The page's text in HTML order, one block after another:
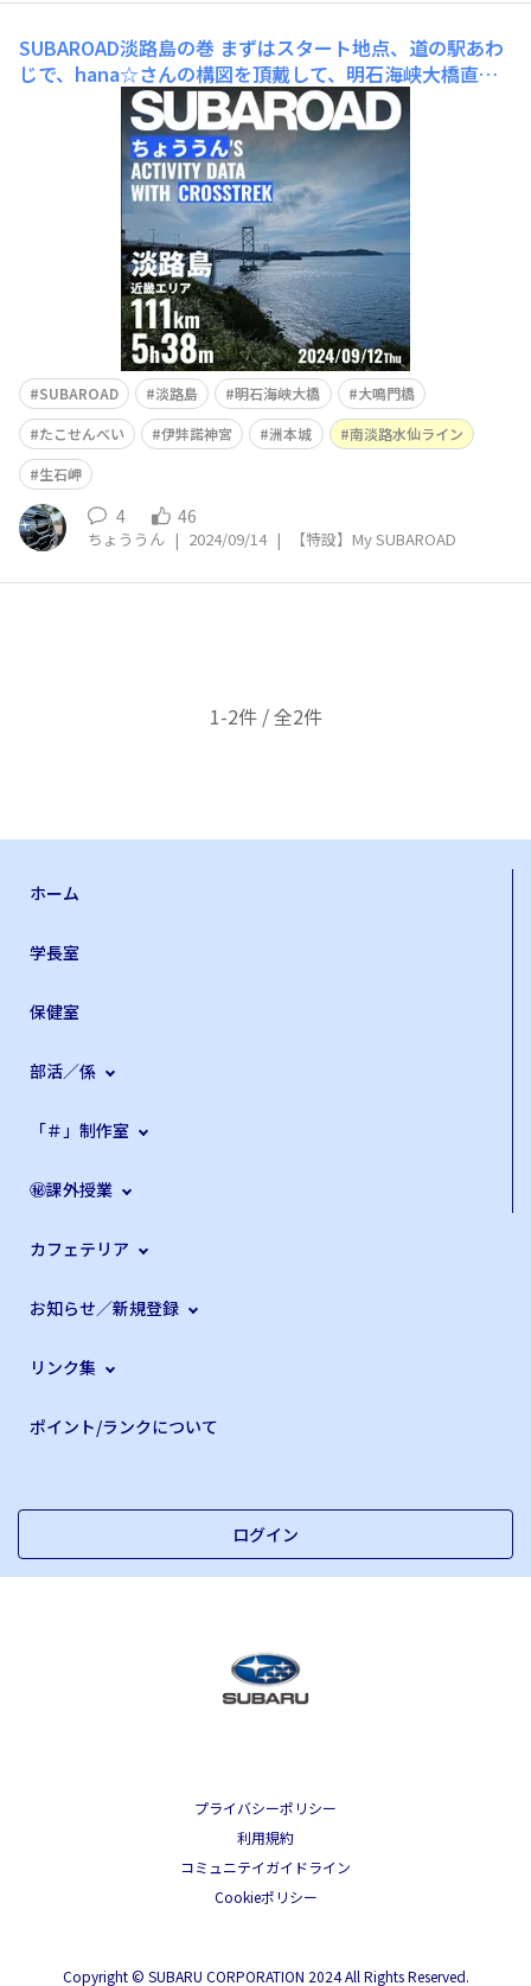
SUBAROAD淡路島の巻 まずはスタート地点、道の駅あわ
じで、hana☆さんの構図を頂戴して、明石海峡大橋直下
での愛車を撮りました。明石海峡大橋のでかさに圧倒され
る写真になりました。ですがここ、普段は一般車両は出入
り禁止なのか、駐車スペースの入口に三角コーンが立って
いました。中に数台の車が止まっていたので、ひるまずに
SUBAROAD 淡路島 明石海峡大橋
大鳴門橋
たこせんべい
伊弉諾神宮 洲本城
南淡路水仙ライン
生石岬
4 46
ちょううん | 2024/09/14 | 【特設】My SUBAROAD
1-2件 / 全2件
ホーム
学長室
保健室
部活／係
「＃」制作室
㊙課外授業
カフェテリア
お知らせ／新規登録
リンク集
ポイント/ランクについて
ログイン
プライバシーポリシー
利用規約
コミュニテイガイドライン
Cookieポリシー
Copyright © SUBARU CORPORATION 2024 All Rights Reserved.